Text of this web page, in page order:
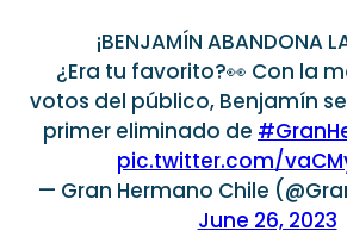
¡BENJAMÍN ABANDONA
¿Era tu favorito?👀 Con la
votos del público, Benjamín
primer eliminado de
pic.twitter.com/
— Gran Hermano Chile
June 26, 2023